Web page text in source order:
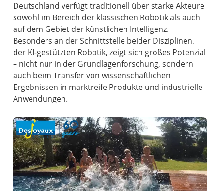
Deutschland verfügt traditionell über starke Akteure
sowohl im Bereich der klassischen Robotik als auch
auf dem Gebiet der künstlichen Intelligenz.
Besonders an der Schnittstelle beider Disziplinen,
der KI-gestützten Robotik, zeigt sich großes Potenzial
– nicht nur in der Grundlagenforschung, sondern
auch beim Transfer von wissenschaftlichen
Ergebnissen in marktreife Produkte und industrielle
Anwendungen.